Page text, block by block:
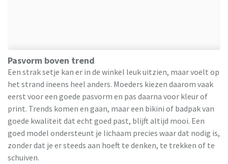
Pasvorm boven trend
Een strak setje kan er in de winkel leuk uitzien, maar voelt op
het strand ineens heel anders. Moeders kiezen daarom vaak
eerst voor een goede pasvorm en pas daarna voor kleur of
print. Trends komen en gaan, maar een bikini of badpak van
goede kwaliteit dat echt goed past, blijft altijd mooi. Een
goed model ondersteunt je lichaam precies waar dat nodig is,
zonder dat je er steeds aan hoeft te denken, te trekken of te
schuiven.